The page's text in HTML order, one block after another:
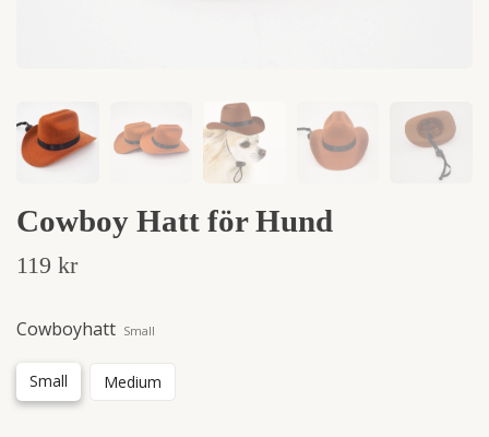
Cowboy Hatt för Hund
119 kr
Cowboyhatt Small
Small Medium